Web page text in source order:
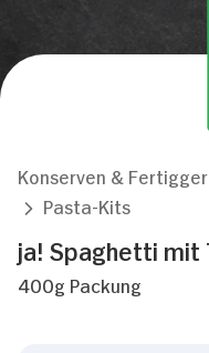
Konserven &
Pasta-Kits
ja! Spaghetti mit
400g Packung